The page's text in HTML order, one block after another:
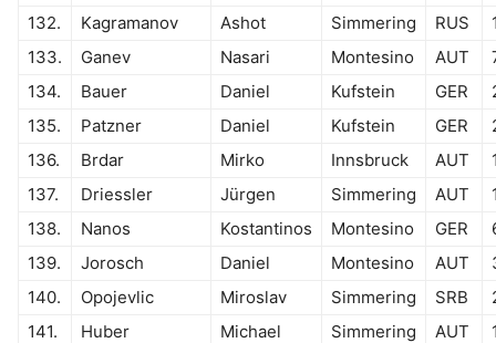
132.
Kagramanov Ashot Simmering RUS
133.
Ganev Nasari Montesino AUT
134.
Bauer Daniel Kufstein GER
135.
Patzner Daniel Kufstein GER
136.
Brdar Mirko Innsbruck AUT
137.
Driessler Jürgen Simmering AUT
138.
Nanos Kostantinos Montesino GER
139.
Jorosch Daniel Montesino AUT
140.
Opojevlic Miroslav Simmering SRB
141.
Huber Michael Simmering AUT